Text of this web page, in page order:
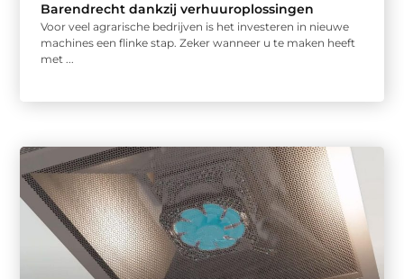
Barendrecht dankzij verhuuroplossingen
Voor veel agrarische bedrijven is het investeren in nieuwe
machines een flinke stap. Zeker wanneer u te maken heeft
met ...